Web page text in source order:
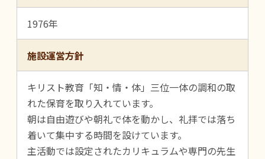
1976年
施設運営方針
キリスト教育「知・情・体」三位一体の調和の取
れた保育を取り入れています。
朝は自由遊びや朝礼で体を動かし、礼拝では落ち
着いて集中する時間を設けています。
主活動では設定されたカリキュラムや専門の先生